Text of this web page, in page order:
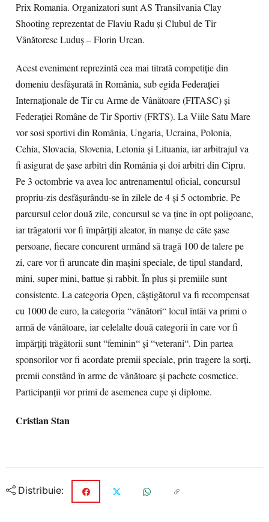
Prix Romania. Organizatori sunt AS Transilvania Clay
Shooting reprezentat de Flaviu Radu şi Clubul de Tir
Vânătoresc Luduş – Florin Urcan.
Acest eveniment reprezintă cea mai titrată competiţie din
domeniu desfăşurată în România, sub egida Federaţiei
Internaţionale de Tir cu Arme de Vânătoare (FITASC) şi
Federaţiei Române de Tir Sportiv (FRTS). La Viile Satu Mare
vor sosi sportivi din România, Ungaria, Ucraina, Polonia,
Cehia, Slovacia, Slovenia, Letonia şi Lituania, iar arbitrajul va
fi asigurat de şase arbitri din România şi doi arbitri din Cipru.
Pe 3 octombrie va avea loc antrenamentul oficial, concursul
propriu-zis desfăşurându-se în zilele de 4 şi 5 octombrie. Pe
parcursul celor două zile, concursul se va ţine în opt poligoane,
iar trăgatorii vor fi împărţiţi aleator, în manşe de câte şase
persoane, fiecare concurent urmând să tragă 100 de talere pe
zi, care vor fi aruncate din maşini speciale, de tipul standard,
mini, super mini, battue şi rabbit. În plus şi premiile sunt
consistente. La categoria Open, câştigătorul va fi recompensat
cu 1000 de euro, la categoria “vânători“ locul întâi va primi o
armă de vânătoare, iar celelalte două categorii în care vor fi
împărţiţi trăgătorii sunt “feminin“ şi “veterani“. Din partea
sponsorilor vor fi acordate premii speciale, prin tragere la sorţi,
premii constând în arme de vânătoare şi pachete cosmetice.
Participanţii vor primi de asemenea cupe şi diplome.
Cristian Stan
Distribuie: